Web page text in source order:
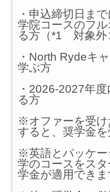
・申込締切日ま
学院コースのフ
る方（*1 対象外
・North Rydeキ
学ぶ方
・2026-2027年
る方
※オファーを受け
すると、奨学金を
※英語とパッケー
学のコースをス
学金が適用できま